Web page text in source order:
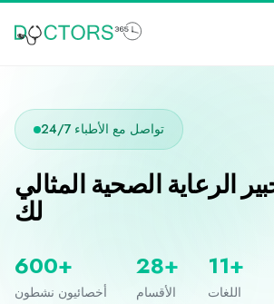
تواصل مع الأطباء 24/7
الرعاية الصحية المثالي
لك
600+
أخصائيون نشطون
28+
الأقسام
11+
اللغات